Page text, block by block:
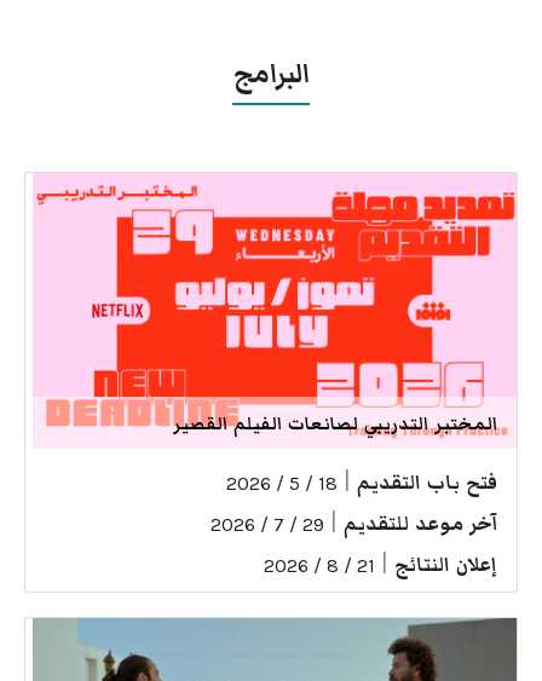
البرامج
المختبر التدريبي لصانعات الفيلم القصير
فتح باب التقديم 18 / 5 / 2026
آخر موعد للتقديم 29 / 7 / 2026
إعلان النتائج 21 / 8 / 2026